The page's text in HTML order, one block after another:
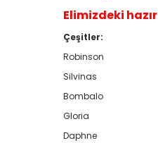
Elimizdeki hazır
Çeşitler:
Robinson
Silvinas
Bombalo
Gloria
Daphne